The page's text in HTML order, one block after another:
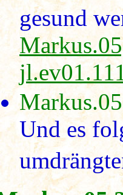
gesund
Und es